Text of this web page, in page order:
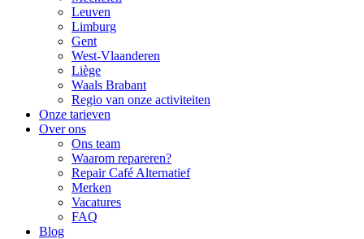
Leuven
Limburg
Gent
West-Vlaanderen
Liège
Waals Brabant
Regio van onze activiteiten
Onze tarieven
Over ons
Ons team
Waarom repareren?
Repair Café Alternatief
Merken
Vacatures
FAQ
Blog